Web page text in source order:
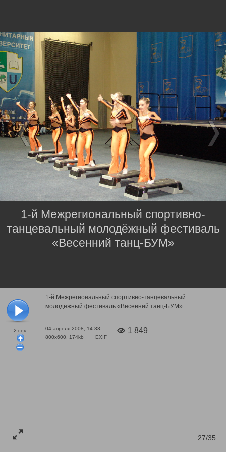
2 сек.
1-й Межрегиональный спортивно-танцевальный
молодёжный фестиваль «Весенний танц-БУМ»
04 апреля 2008, 14:33
800x600, 174kb
EXIF
1 849
27/35
1-й Межрегиональный спортивно-
танцевальный молодёжный фестиваль
«Весенний танц-БУМ»